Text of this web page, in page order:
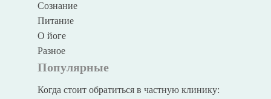
Сознание
Питание
О йоге
Разное
Популярные
Когда стоит обратиться в частную клинику: